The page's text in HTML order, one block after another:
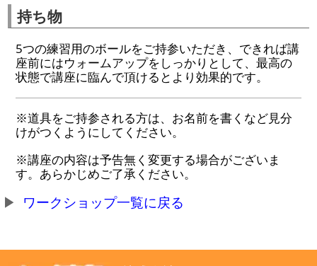
持ち物
5つの練習用のボールをご持参いただき、できれば講
座前にはウォームアップをしっかりとして、最高の
状態で講座に臨んで頂けるとより効果的です。
※道具をご持参される方は、お名前を書くなど見分
けがつくようにしてください。
※講座の内容は予告無く変更する場合がございま
す。あらかじめご了承ください。
ワークショップ一覧に戻る